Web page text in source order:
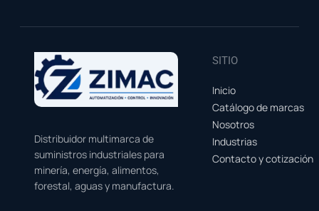
Distribuidor multimarca de
suministros industriales para
minería, energía, alimentos,
forestal, aguas y manufactura.
SITIO
Inicio
Catálogo de marcas
Nosotros
Industrias
Contacto y cotización